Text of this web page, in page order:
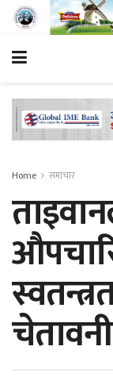
Home समाचार
चेतावनी